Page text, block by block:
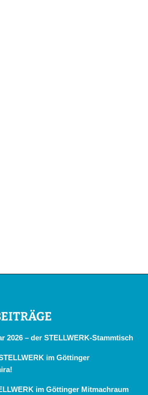
2026 – der STELLWERK-Stammtisch
im Göttinger
im Göttinger Mitmachraum